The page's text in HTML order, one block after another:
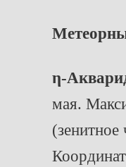
η-
мая.